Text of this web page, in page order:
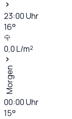
23:00Uhr
16°
0,0L/m²
Morgen
00:00Uhr
15°